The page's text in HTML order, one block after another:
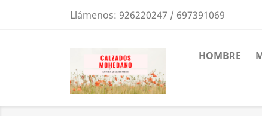
Llámenos: 926220247 / 697391069
HOMBRE